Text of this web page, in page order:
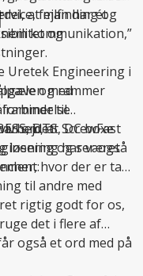
fejlfinding og
og
og rammer
forbindelse
har været
at man har ét
kommunikation,”
Uretek Engineering i
med
til
DTS, DC boxe
om, at ScrewFast
løsning og ser også
hvor der er tale
til andre med
rigtig godt for os,
det i flere af
også et ord med på